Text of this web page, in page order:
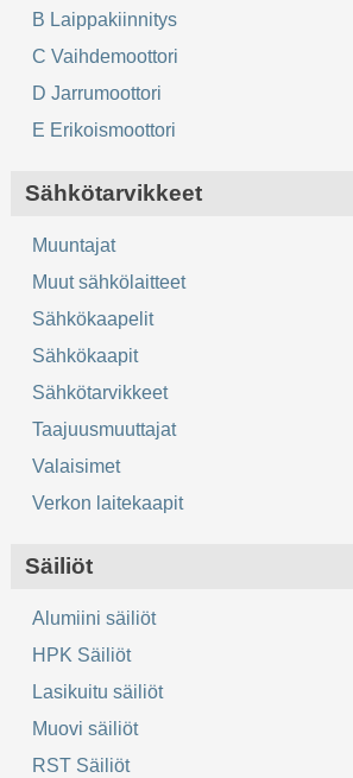
B Laippakiinnitys
C Vaihdemoottori
D Jarrumoottori
E Erikoismoottori
Sähkötarvikkeet
Muuntajat
Muut sähkölaitteet
Sähkökaapelit
Sähkökaapit
Sähkötarvikkeet
Taajuusmuuttajat
Valaisimet
Verkon laitekaapit
Säiliöt
Alumiini säiliöt
HPK Säiliöt
Lasikuitu säiliöt
Muovi säiliöt
RST Säiliöt